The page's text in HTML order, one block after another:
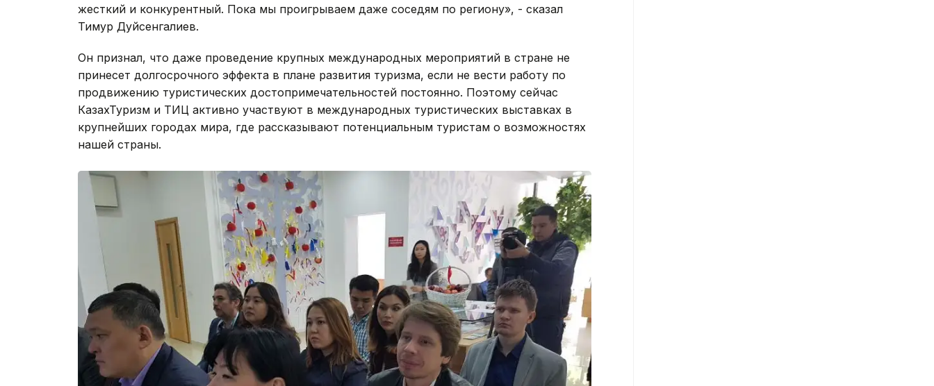
жесткий и конкурентный. Пока мы проигрываем даже соседям по региону», - сказал
Тимур Дуйсенгалиев.
Он признал, что даже проведение крупных международных мероприятий в стране не
принесет долгосрочного эффекта в плане развития туризма, если не вести работу по
продвижению туристических достопримечательностей постоянно. Поэтому сейчас
КазахТуризм и ТИЦ активно участвуют в международных туристических выставках в
крупнейших городах мира, где рассказывают потенциальным туристам о возможностях
нашей страны.